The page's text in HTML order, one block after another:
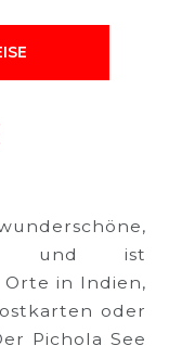
und ist
in Indien,
oder
Pichola See